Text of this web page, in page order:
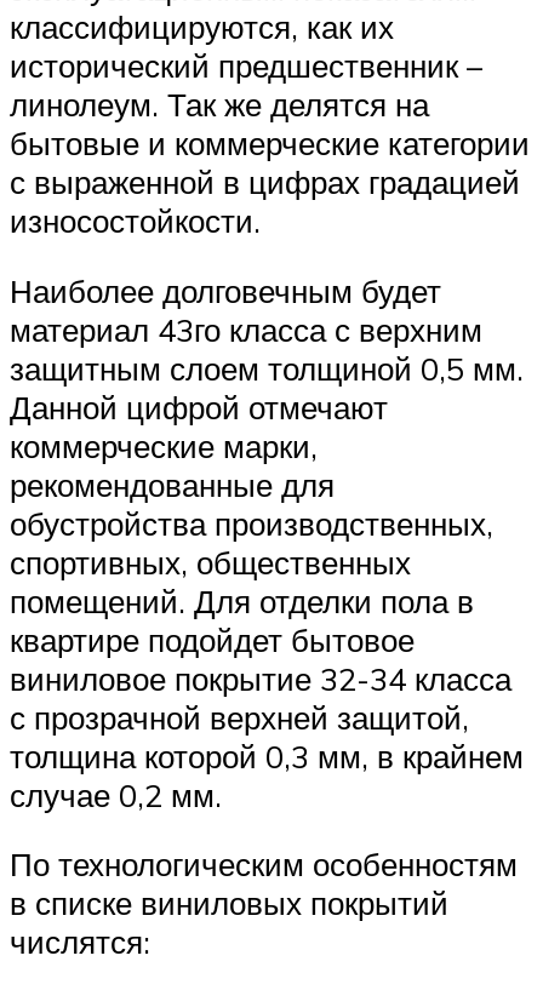
классифицируются, как их
исторический предшественник –
линолеум. Так же делятся на
бытовые и коммерческие категории
с выраженной в цифрах градацией
износостойкости.
Наиболее долговечным будет
материал 43го класса с верхним
защитным слоем толщиной 0,5 мм.
Данной цифрой отмечают
коммерческие марки,
рекомендованные для
обустройства производственных,
спортивных, общественных
помещений. Для отделки пола в
квартире подойдет бытовое
виниловое покрытие 32-34 класса
с прозрачной верхней защитой,
толщина которой 0,3 мм, в крайнем
случае 0,2 мм.
По технологическим особенностям
в списке виниловых покрытий
числятся: